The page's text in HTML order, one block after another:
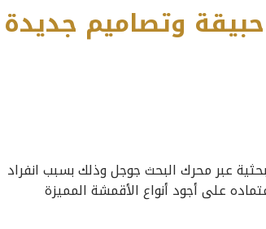
وتصاميم جديدة
عبر محرك البحث جوجل وذلك بسبب انفراد
على أجود أنواع الأقمشة المميزة